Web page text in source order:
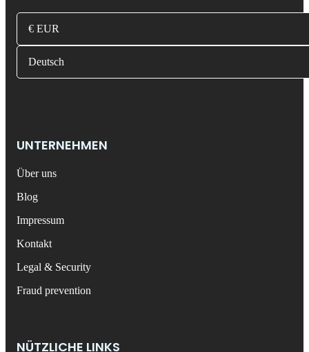
€ EUR
Deutsch
UNTERNEHMEN
Über uns
Blog
Impressum
Kontakt
Legal & Security
Fraud prevention
NÜTZLICHE LINKS